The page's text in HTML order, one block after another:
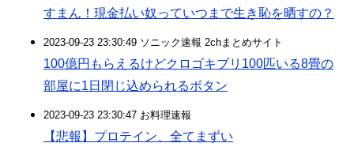
すまん！現金払い奴っていつまで生き恥を晒すの？
2023-09-23 23:30:49 ソニック速報 2chまとめサイト
100億円もらえるけどクロゴキブリ100匹いる8畳の
部屋に1日閉じ込められるボタン
2023-09-23 23:30:47 お料理速報
【悲報】プロテイン、全てまずい